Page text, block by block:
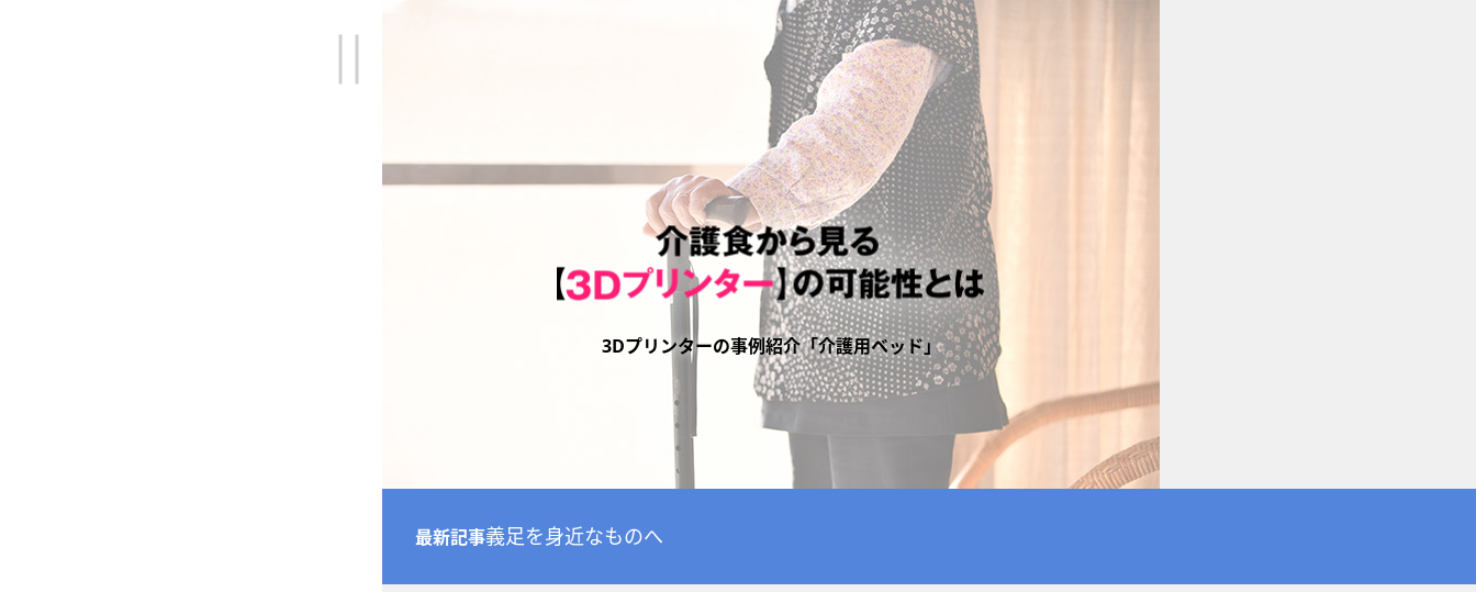
3Dプリンターの事例紹介「介護用ベッド」
最新記事義足を身近なものへ